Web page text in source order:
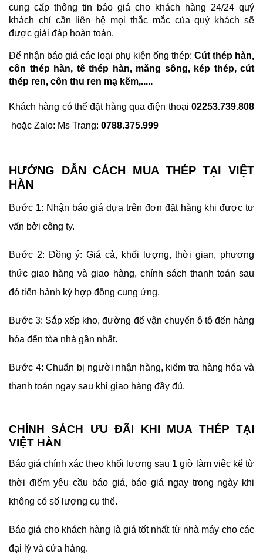
cung cấp thông tin báo giá cho khách hàng 24/24 quý
khách chỉ cần liên hệ mọi thắc mắc của quý khách sẽ
được giải đáp hoàn toàn.
Để nhận báo giá các loại phụ kiện ống thép: Cút thép hàn,
côn thép hàn, tê thép hàn, măng sông, kép thép, cút
thép ren, côn thu ren mạ kẽm,.....
Khách hàng có thể đặt hàng qua điện thoại 02253.739.808
hoặc Zalo: Ms Trang: 0788.375.999
HƯỚNG DẪN CÁCH MUA THÉP TẠI VIỆT
HÀN
Bước 1: Nhận báo giá dựa trên đơn đặt hàng khi được tư
vấn bởi công ty.
Bước 2: Đồng ý: Giá cả, khối lượng, thời gian, phương
thức giao hàng và giao hàng, chính sách thanh toán sau
đó tiến hành ký hợp đồng cung ứng.
Bước 3: Sắp xếp kho, đường để vận chuyển ô tô đến hàng
hóa đến tòa nhà gần nhất.
Bước 4: Chuẩn bị người nhận hàng, kiểm tra hàng hóa và
thanh toán ngay sau khi giao hàng đầy đủ.
CHÍNH SÁCH ƯU ĐÃI KHI MUA THÉP TẠI
VIỆT HÀN
Báo giá chính xác theo khối lượng sau 1 giờ làm việc kể từ
thời điểm yêu cầu báo giá, báo giá ngay trong ngày khi
không có số lượng cụ thể.
Báo giá cho khách hàng là giá tốt nhất từ ​​nhà máy cho các
đại lý và cửa hàng.